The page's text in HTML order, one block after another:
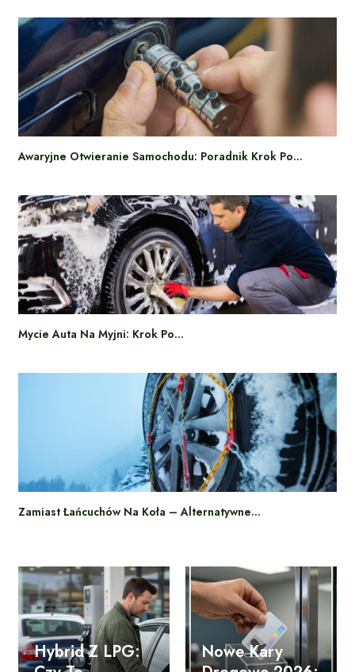
Awaryjne Otwieranie Samochodu: Poradnik Krok Po…
Mycie Auta Na Myjni: Krok Po…
Zamiast Łańcuchów Na Koła – Alternatywne…
Hybrid Z LPG:
Nowe Kary